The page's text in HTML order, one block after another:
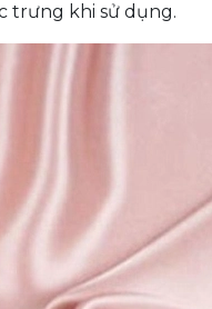
trưng khi sử dụng.